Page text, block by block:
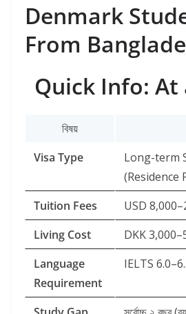
Denmark
From
Quick Info: At
বিষয়
Visa Type
Long-term
(Residence
Tuition Fees
USD
Living Cost
DKK
Language
Requirement
IELTS